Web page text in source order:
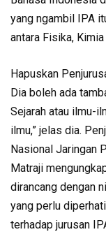
yang ngambil IPA
antara Fisika, Kimia
Hapuskan
Dia boleh ada
Sejarah atau ilmu-
ilmu,” jelas dia.
Nasional Jaringan
Matraji
dirancang dengan
yang perlu
terhadap jurusan